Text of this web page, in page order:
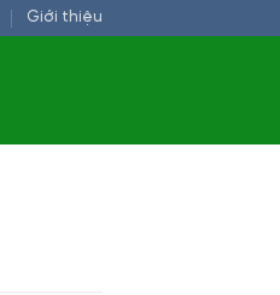
Giới thiệu